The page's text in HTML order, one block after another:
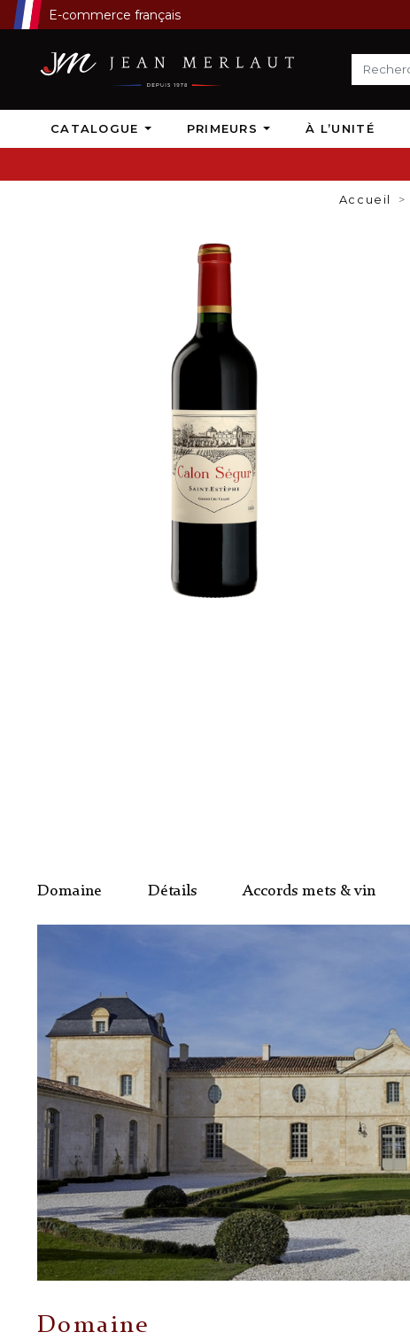
E-commerce français
CATALOGUE PRIMEURS À L’UNITÉ
Accueil
Domaine Détails Accords mets & vin
Domaine